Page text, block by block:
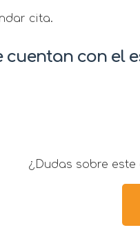
cita.
cuentan con el
¿Dudas sobre